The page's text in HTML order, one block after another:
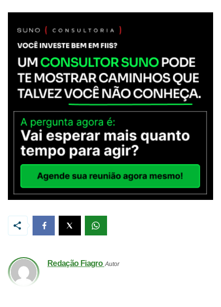
Redação Fiagro Autor